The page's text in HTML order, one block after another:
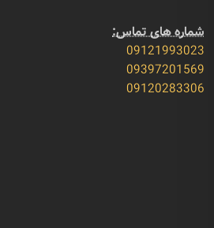
شماره های تماس:
09121993023
09397201569
09120283306